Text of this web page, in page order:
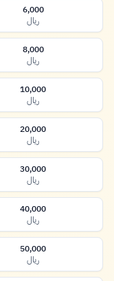
6,000
ريال
8,000
ريال
10,000
ريال
20,000
ريال
30,000
ريال
40,000
ريال
50,000
ريال